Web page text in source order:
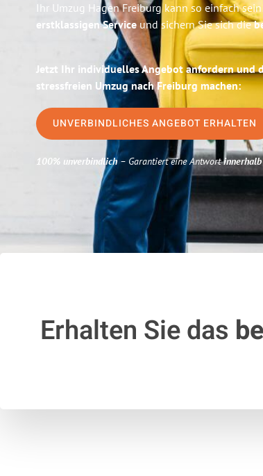
Ihr Umzug Hagen Freiburg kann so einfach
erstklassigen Service und sichern Sie sich die
Jetzt Ihr individuelles Angebot anfordern und
stressfreien Umzug nach Freiburg machen:
UNVERBINDLICHES ANGEBOT ERHALTEN
100% unverbindlich– Garantiert eine Antwortinnerhalb
Erhalten Sie das